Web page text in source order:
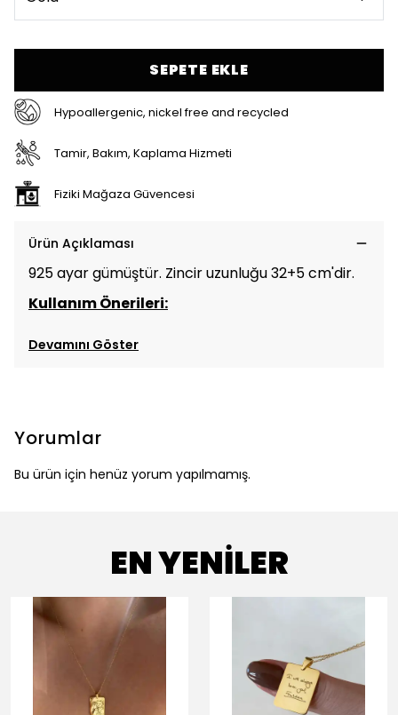
SEPETE EKLE
Hypoallergenic, nickel free and recycled
Tamir, Bakım, Kaplama Hizmeti
Fiziki Mağaza Güvencesi
Ürün Açıklaması
925 ayar gümüştür. Zincir uzunluğu 32+5 cm'dir.
Kullanım Önerileri:
Devamını Göster
Yorumlar
Bu ürün için henüz yorum yapılmamış.
EN YENİLER